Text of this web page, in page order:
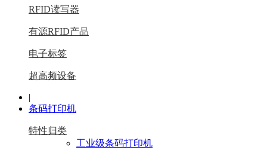
RFID读写器
有源RFID产品
电子标签
超高频设备
|
条码打印机
特性归类
工业级条码打印机